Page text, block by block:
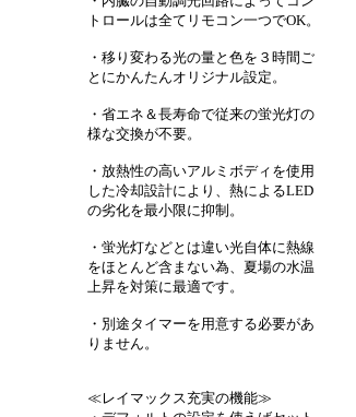
トロールは全てリモコン一つでOK。
・移り変わる光の量と色を３時間ご
とにかんたんオリジナル設定。
・省エネ＆長寿命で従来の蛍光灯の
様な交換が不要。
・放熱性の高いアルミボディを使用
した冷却設計により、熱によるLED
の劣化を最小限に抑制。
・蛍光灯などとは違い光自体に熱線
をほとんど含まない為、夏場の水温
上昇を対策に最適です。
・別途タイマーを用意する必要があ
りません。
≪レイマックス充実の機能≫